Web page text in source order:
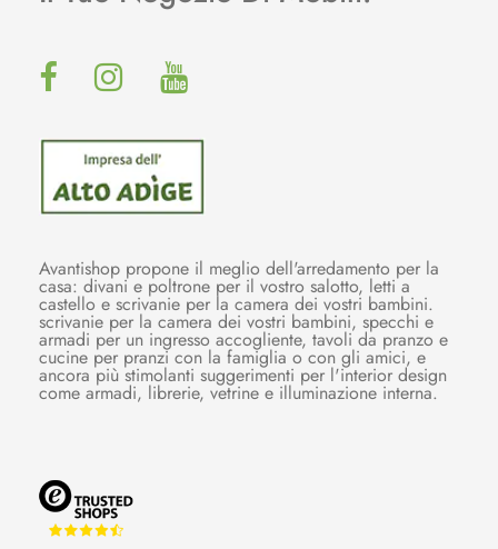
Avantishop propone il meglio dell'arredamento per la
casa: divani e poltrone per il vostro salotto, letti a
castello e scrivanie per la camera dei vostri bambini.
scrivanie per la camera dei vostri bambini, specchi e
armadi per un ingresso accogliente, tavoli da pranzo e
cucine per pranzi con la famiglia o con gli amici, e
ancora più stimolanti suggerimenti per l'interior design
come armadi, librerie, vetrine e illuminazione interna.